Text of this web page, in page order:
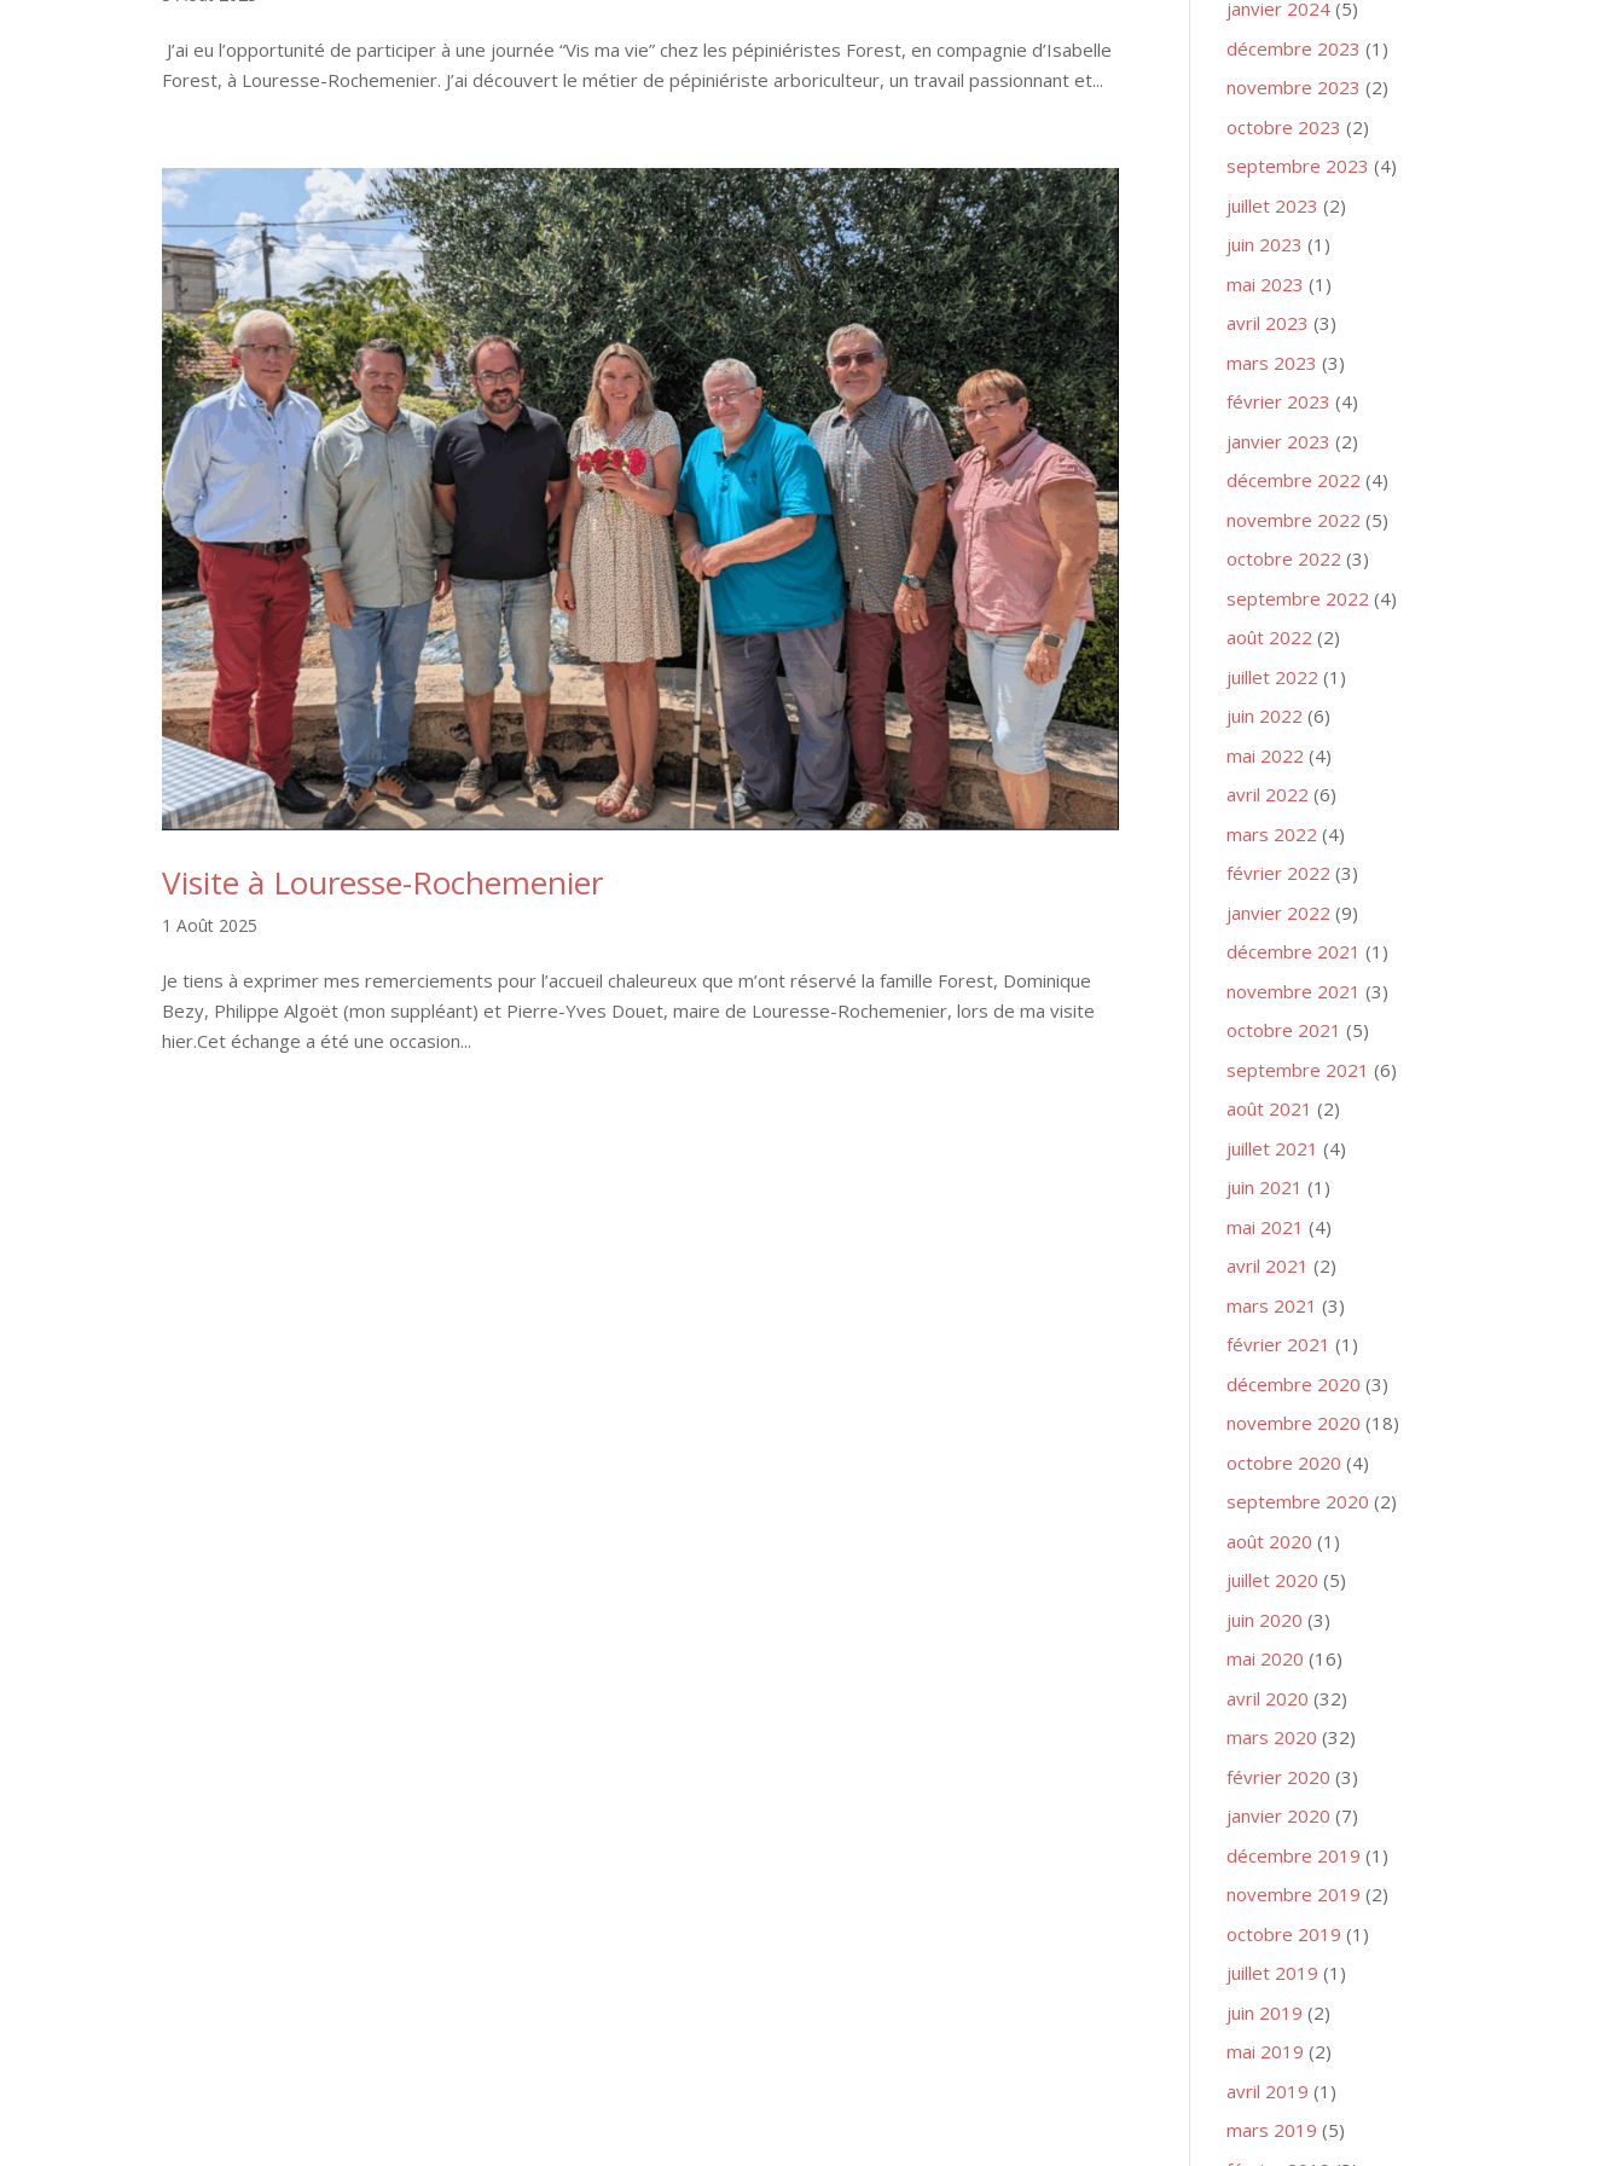
J’ai eu l’opportunité de participer à une journée “Vis ma vie” chez les pépiniéristes Forest, en compagnie d’Isabelle
Forest, à Louresse-Rochemenier. J’ai découvert le métier de pépiniériste arboriculteur, un travail passionnant et...
Visite à Louresse-Rochemenier
1 Août 2025
Je tiens à exprimer mes remerciements pour l’accueil chaleureux que m’ont réservé la famille Forest, Dominique
Bezy, Philippe Algoët (mon suppléant) et Pierre-Yves Douet, maire de Louresse-Rochemenier, lors de ma visite
hier.Cet échange a été une occasion...
janvier 2024 (5)
décembre 2023 (1)
novembre 2023 (2)
octobre 2023 (2)
septembre 2023 (4)
juillet 2023 (2)
juin 2023 (1)
mai 2023 (1)
avril 2023 (3)
mars 2023 (3)
février 2023 (4)
janvier 2023 (2)
décembre 2022 (4)
novembre 2022 (5)
octobre 2022 (3)
septembre 2022 (4)
août 2022 (2)
juillet 2022 (1)
juin 2022 (6)
mai 2022 (4)
avril 2022 (6)
mars 2022 (4)
février 2022 (3)
janvier 2022 (9)
décembre 2021 (1)
novembre 2021 (3)
octobre 2021 (5)
septembre 2021 (6)
août 2021 (2)
juillet 2021 (4)
juin 2021 (1)
mai 2021 (4)
avril 2021 (2)
mars 2021 (3)
février 2021 (1)
décembre 2020 (3)
novembre 2020 (18)
octobre 2020 (4)
septembre 2020 (2)
août 2020 (1)
juillet 2020 (5)
juin 2020 (3)
mai 2020 (16)
avril 2020 (32)
mars 2020 (32)
février 2020 (3)
janvier 2020 (7)
décembre 2019 (1)
novembre 2019 (2)
octobre 2019 (1)
juillet 2019 (1)
juin 2019 (2)
mai 2019 (2)
avril 2019 (1)
mars 2019 (5)